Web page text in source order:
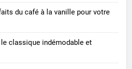
du café à la vanille pour votre
classique indémodable et